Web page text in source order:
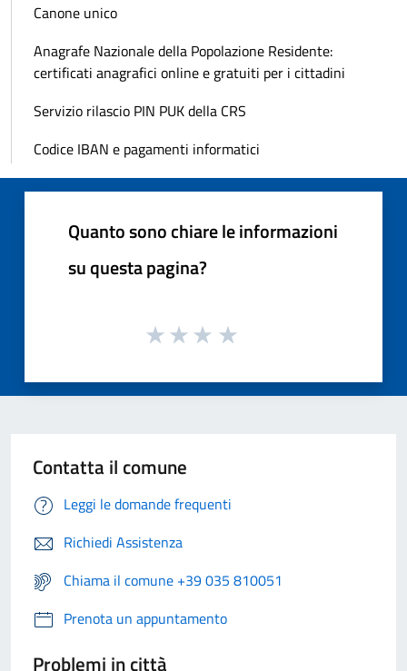
Canone unico
Anagrafe Nazionale della Popolazione Residente:
certificati anagrafici online e gratuiti per i cittadini
Servizio rilascio PIN PUK della CRS
Codice IBAN e pagamenti informatici
Quanto sono chiare le informazioni
su questa pagina?
Contatta il comune
Leggi le domande frequenti
Richiedi Assistenza
Chiama il comune +39 035 810051
Prenota un appuntamento
Problemi in città